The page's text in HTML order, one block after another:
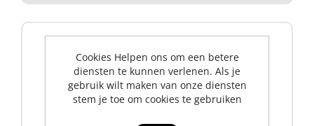
Cookies Helpen ons om een betere
diensten te kunnen verlenen. Als je
gebruik wilt maken van onze diensten
stem je toe om cookies te gebruiken